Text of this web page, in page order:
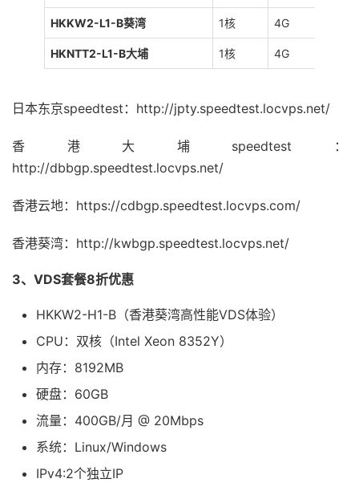
HKKW2-L1-B葵湾 1核 4G
HKNTT2-L1-B大埔 1核 4G
日本东京speedtest：http://jpty.speedtest.locvps.net/
香港大埔speedtest：
http://dbbgp.speedtest.locvps.net/
香港云地：https://cdbgp.speedtest.locvps.com/
香港葵湾：http://kwbgp.speedtest.locvps.net/
3、VDS套餐8折优惠
HKKW2-H1-B（香港葵湾高性能VDS体验）
CPU：双核（Intel Xeon 8352Y）
内存：8192MB
硬盘：60GB
流量：400GB/月 @ 20Mbps
系统：Linux/Windows
IPv4:2个独立IP